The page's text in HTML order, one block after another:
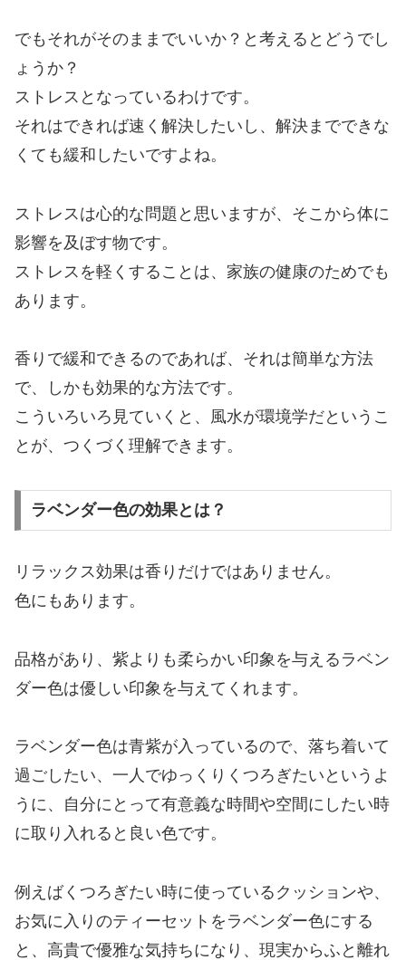
でもそれがそのままでいいか？と考えるとどうでし
ょうか？
ストレスとなっているわけです。
それはできれば速く解決したいし、解決までできな
くても緩和したいですよね。
ストレスは心的な問題と思いますが、そこから体に
影響を及ぼす物です。
ストレスを軽くすることは、家族の健康のためでも
あります。
香りで緩和できるのであれば、それは簡単な方法
で、しかも効果的な方法です。
こういろいろ見ていくと、風水が環境学だというこ
とが、つくづく理解できます。
ラベンダー色の効果とは？
リラックス効果は香りだけではありません。
色にもあります。
品格があり、紫よりも柔らかい印象を与えるラベン
ダー色は優しい印象を与えてくれます。
ラベンダー色は青紫が入っているので、落ち着いて
過ごしたい、一人でゆっくりくつろぎたいというよ
うに、自分にとって有意義な時間や空間にしたい時
に取り入れると良い色です。
例えばくつろぎたい時に使っているクッションや、
お気に入りのティーセットをラベンダー色にする
と、高貴で優雅な気持ちになり、現実からふと離れ